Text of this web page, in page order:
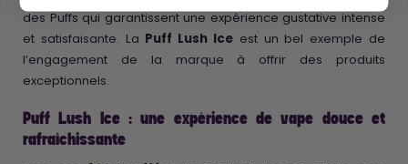
des Puffs qui garantissent une expérience gustative intense
et satisfaisante. La Puff Lush Ice est un bel exemple de
l’engagement de la marque à offrir des produits
exceptionnels.
Puff Lush Ice : une expérience de vape douce et
rafraîchissante